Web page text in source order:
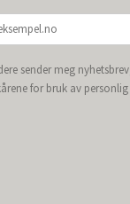
sender meg
for bruk av personlig